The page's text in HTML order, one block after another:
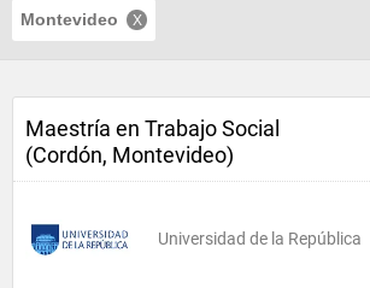
Montevideo
Maestría en Trabajo Social
(Cordón, Montevideo)
Universidad de la República